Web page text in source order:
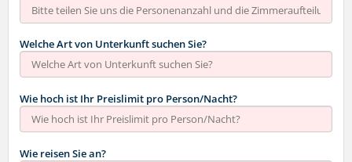
Welche Art von Unterkunft suchen Sie?
Wie hoch ist Ihr Preislimit pro Person/Nacht?
Wie reisen Sie an?